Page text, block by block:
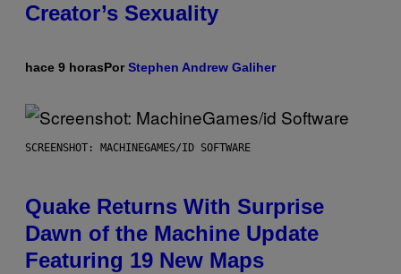
Creator’s Sexuality
hace 9 horasPorStephen Andrew Galiher
SCREENSHOT: MACHINEGAMES/ID SOFTWARE
Quake Returns With Surprise
Dawn of the Machine Update
Featuring 19 New Maps